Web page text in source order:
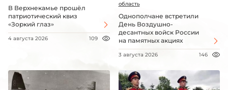
В Верхнекамье прошёл
патриотический квиз
«Зоркий глаз»
4 августа 2026 109
область
Однополчане встретили
День Воздушно-
десантных войск России
на памятных акциях
3 августа 2026 146